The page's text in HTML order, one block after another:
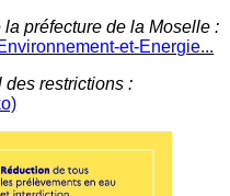
préfecture de la Moselle :
et-Energie...
des restrictions :